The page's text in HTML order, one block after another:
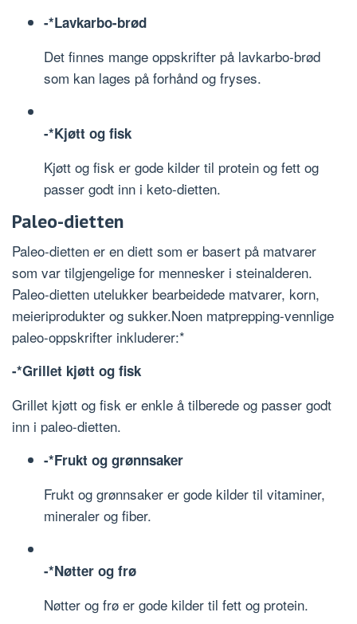
-*Lavkarbo-brød
Det finnes mange oppskrifter på lavkarbo-brød
som kan lages på forhånd og fryses.
-*Kjøtt og fisk
Kjøtt og fisk er gode kilder til protein og fett og
passer godt inn i keto-dietten.
Paleo-dietten
Paleo-dietten er en diett som er basert på matvarer
som var tilgjengelige for mennesker i steinalderen.
Paleo-dietten utelukker bearbeidede matvarer, korn,
meieriprodukter og sukker.Noen matprepping-vennlige
paleo-oppskrifter inkluderer:*
-*Grillet kjøtt og fisk
Grillet kjøtt og fisk er enkle å tilberede og passer godt
inn i paleo-dietten.
-*Frukt og grønnsaker
Frukt og grønnsaker er gode kilder til vitaminer,
mineraler og fiber.
-*Nøtter og frø
Nøtter og frø er gode kilder til fett og protein.